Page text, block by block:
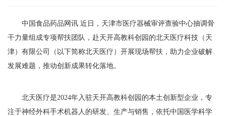
中国食品药品网讯 近日，天津市医疗器械审评查验中心抽调骨
干力量组成专项帮扶团队，赴天开高教科创园的北天医疗科技（天
津）有限公司（以下简称北天医疗）开展现场帮扶，助力企业破解
发展难题，推动创新成果转化落地。
北天医疗是2024年入驻天开高教科创园的本土创新型企业，专
注于神经外科手术机器人的研发、生产与销售，依托中国医学科学